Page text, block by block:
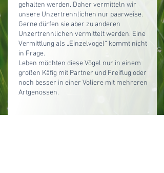
gehalten werden. Daher vermitteln wir
unsere Unzertrennlichen nur paarweise.
Gerne dürfen sie aber zu anderen
Unzertrennlichen vermittelt werden. Eine
Vermittlung als „Einzelvogel“ kommt nicht
in Frage.
Leben möchten diese Vögel nur in einem
großen Käfig mit Partner und Freiflug oder
noch besser in einer Voliere mit mehreren
Artgenossen.